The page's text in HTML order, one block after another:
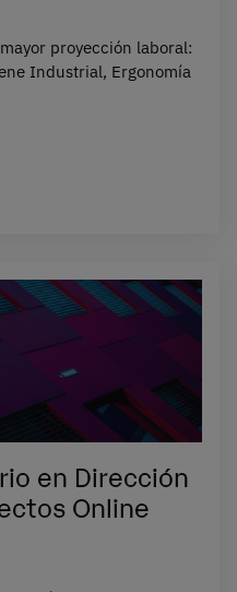
proyección laboral:
Industrial, Ergonomía
en Dirección
Online